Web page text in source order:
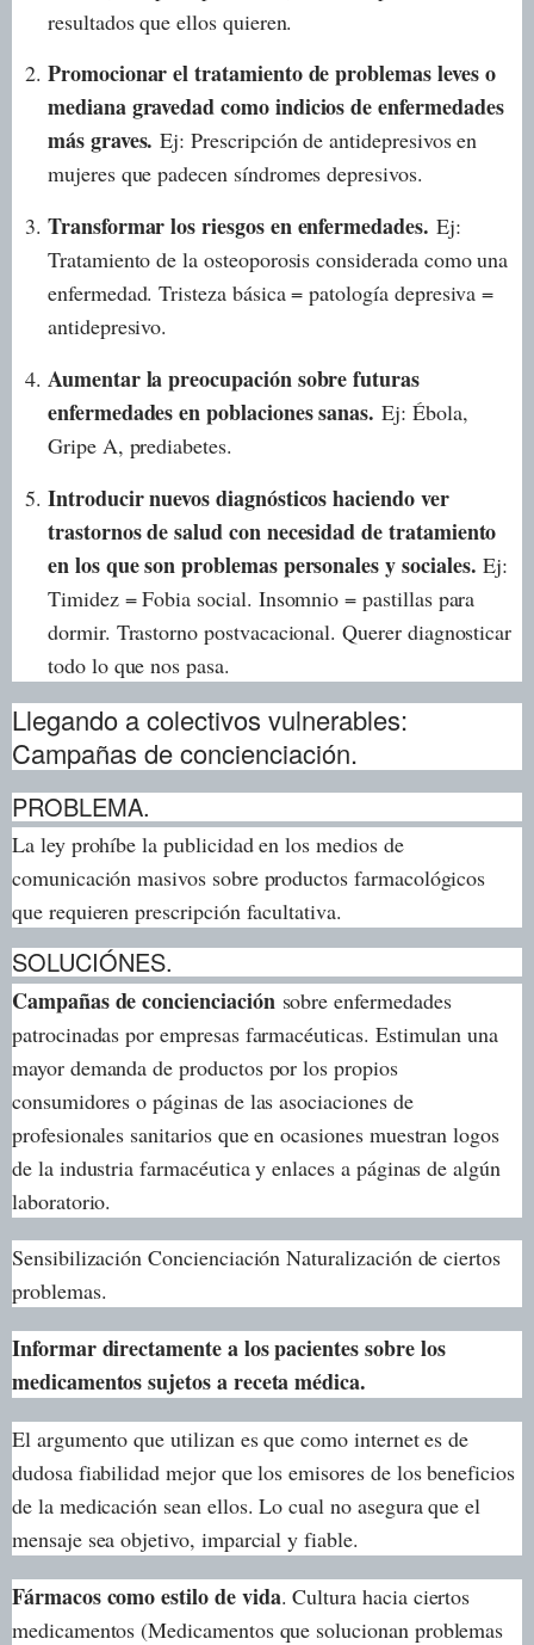
resultados que ellos quieren.
Promocionar el tratamiento de problemas leves o
mediana gravedad como indicios de enfermedades
más graves. Ej: Prescripción de antidepresivos en
mujeres que padecen síndromes depresivos.
Transformar los riesgos en enfermedades. Ej:
Tratamiento de la osteoporosis considerada como una
enfermedad. Tristeza básica = patología depresiva =
antidepresivo.
Aumentar la preocupación sobre futuras
enfermedades en poblaciones sanas.Ej: Ébola,
Gripe A, prediabetes.
Introducir nuevos diagnósticos haciendo ver
trastornos de salud con necesidad de tratamiento
en los que son problemas personales y sociales.Ej:
Timidez = Fobia social. Insomnio = pastillas para
dormir. Trastorno postvacacional. Querer diagnosticar
todo lo que nos pasa.
Llegando a colectivos vulnerables:
Campañas de concienciación.
PROBLEMA.
La ley prohíbe la publicidad en los medios de
comunicación masivos sobre productos farmacológicos
que requieren prescripción facultativa.
SOLUCIÓNES.
Campañas de concienciación sobre enfermedades
patrocinadas por empresas farmacéuticas. Estimulan una
mayor demanda de productos por los propios
consumidores o páginas de las asociaciones de
profesionales sanitarios que en ocasiones muestran logos
de la industria farmacéutica y enlaces a páginas de algún
laboratorio.
Sensibilización Concienciación Naturalización de ciertos
problemas.
Informar directamente a los pacientes sobre los
medicamentos sujetos a receta médica.
El argumento que utilizan es que como internet es de
dudosa fiabilidad mejor que los emisores de los beneficios
de la medicación sean ellos. Lo cual no asegura que el
mensaje sea objetivo, imparcial y fiable.
Fármacos como estilo de vida. Cultura hacia ciertos
medicamentos (Medicamentos que solucionan problemas